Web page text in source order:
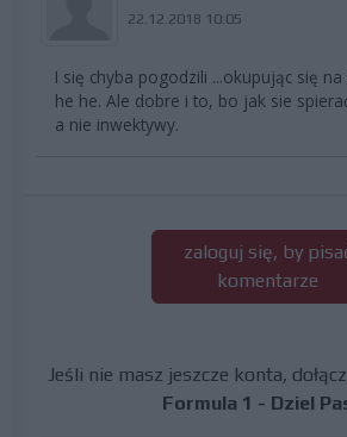
22.12.2018 10:05
I się chyba pogodzili ...okupując się
he he. Ale dobre i to, bo jak sie
a nie inwektywy.
zaloguj się, by
komentarze
Jeśli nie masz jeszcze konta,
Formula 1 - Dziel